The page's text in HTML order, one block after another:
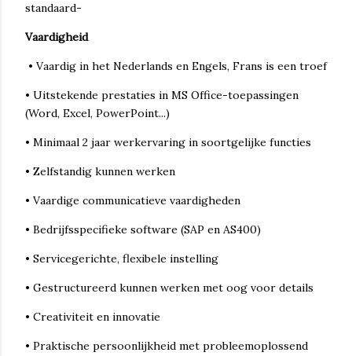
standaard-
Vaardigheid
• Vaardig in het Nederlands en Engels, Frans is een troef
• Uitstekende prestaties in MS Office-toepassingen
(Word, Excel, PowerPoint...)
• Minimaal 2 jaar werkervaring in soortgelijke functies
• Zelfstandig kunnen werken
• Vaardige communicatieve vaardigheden
• Bedrijfsspecifieke software (SAP en AS400)
• Servicegerichte, flexibele instelling
• Gestructureerd kunnen werken met oog voor details
• Creativiteit en innovatie
• Praktische persoonlijkheid met probleemoplossend